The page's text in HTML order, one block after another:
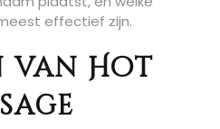
effectief zijn.
van Hot